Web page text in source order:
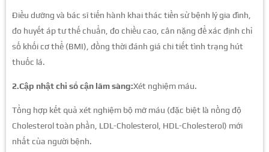
Điều dưỡng và bác sĩ tiến hành khai thác tiền sử bệnh lý gia đình,
đo huyết áp tư thế chuẩn, đo chiều cao, cân nặng để xác định chỉ
số khối cơ thể (BMI), đồng thời đánh giá chi tiết tình trạng hút
thuốc lá.
2.Cập nhật chỉ số cận lâm sàng:Xét nghiệm máu.
Tổng hợp kết quả xét nghiệm bộ mỡ máu (đặc biệt là nồng độ
Cholesterol toàn phần, LDL-Cholesterol, HDL-Cholesterol) mới
nhất của người bệnh.